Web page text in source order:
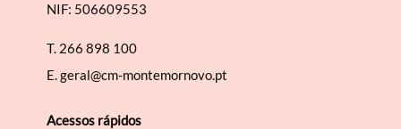
NIF: 506609553
T. 266 898 100
E.geral@cm-montemornovo.pt
Acessos rápidos